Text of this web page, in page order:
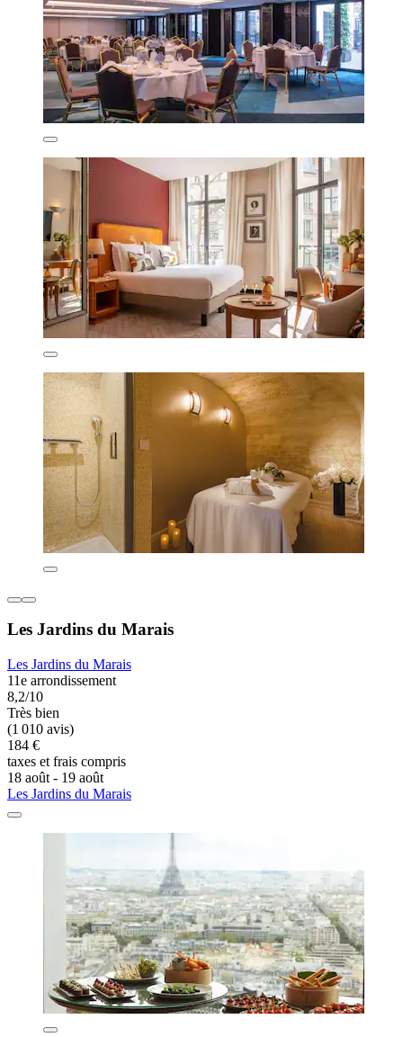
Les Jardins du Marais
Les Jardins du Marais
11e arrondissement
8,2/10
Très bien
(1 010 avis)
184 €
taxes et frais compris
18 août - 19 août
Les Jardins du Marais